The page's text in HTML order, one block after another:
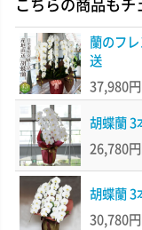
蘭のフ
送
37,980円
胡蝶蘭 3
26,780円
胡蝶蘭 3
30,780円